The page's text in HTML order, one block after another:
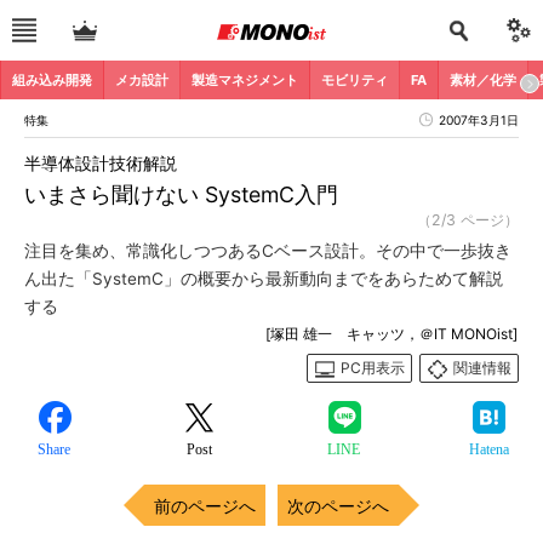
組み込み開発 メカ設計 製造マネジメント モビリティ FA 素材／化学
特集 2007年3月1日
いまさら聞けない SystemC入門
半導体設計技術解説
（2/3 ページ）
注目を集め、常識化しつつあるCベース設計。その中で一歩抜き
ん出た「SystemC」の概要から最新動向までをあらためて解説
する
[塚田 雄一 キャッツ，＠IT MONOist]
PC用表示
関連情報
Share Post LINE Hatena
前のページへ 次のページへ